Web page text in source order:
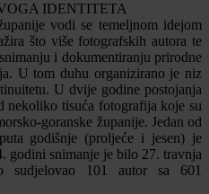
IDENTITETA
vodi se temeljnom idejom
što više fotografskih autora te
i dokumentiranju prirodne
U tom duhu organizirano je niz
U dvije godine postojanja
nekoliko tisuća fotografija koje su
goranske županije. Jedan od
godišnje (proljeće i jesen) je
godini snimanje je bilo 27. travnja
101 autor sa 601